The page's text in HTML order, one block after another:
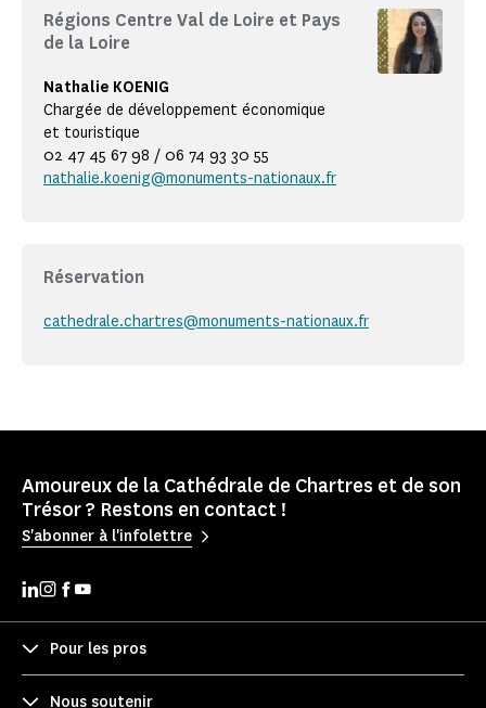
Régions Centre Val de Loire et Pays
de la Loire
Nathalie KOENIG
Chargée de développement économique
et touristique
02 47 45 67 98 / 06 74 93 30 55
nathalie.koenig@monuments-nationaux.fr
Réservation
cathedrale.chartres@monuments-nationaux.fr
Amoureux de la Cathédrale de Chartres et de son
Trésor ? Restons en contact !
S'abonner à l'infolettre
Pour les pros
Nous soutenir